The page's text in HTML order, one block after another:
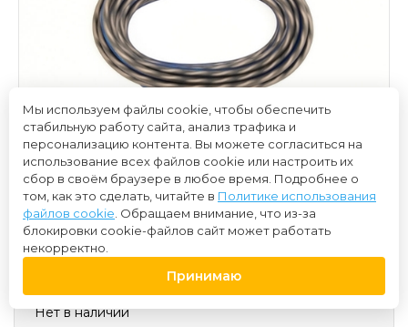
Нет в наличии
Мы используем файлы cookie, чтобы обеспечить
стабильную работу сайта, анализ трафика и
персонализацию контента. Вы можете согласиться на
использование всех файлов cookie или настроить их
сбор в своём браузере в любое время. Подробнее о
том, как это сделать, читайте в Политике использования
файлов cookie . Обращаем внимание, что из-за
блокировки cookie-файлов сайт может работать
некорректно.
Принимаю